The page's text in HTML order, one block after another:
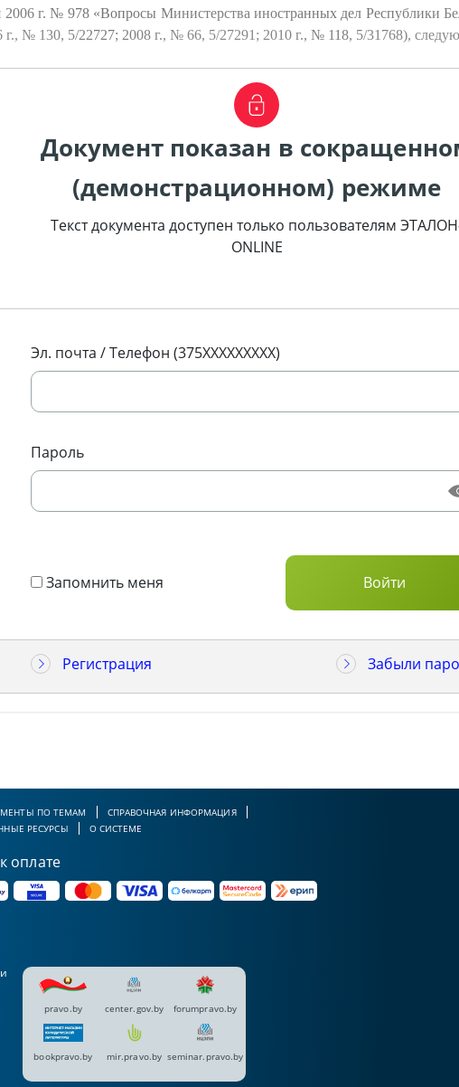
2006 г. № 978 «Вопросы Министерства иностранных дел Республики
г., № 130, 5/22727; 2008 г., № 66, 5/27291; 2010 г., № 118, 5/31768),
Документ показан в
(демонстрационном) режиме
Текст документа доступен только пользователям
ONLINE
Эл. почта / Телефон (375XXXXXXXXX)
Пароль
Запомнить меня
Регистрация Забыли
ПО ТЕМАМ
СПРАВОЧНАЯ ИНФОРМАЦИЯ
РЕСУРСЫ
О СИСТЕМЕ
оплате
pravo.by center.gov.by forumpravo.by
bookpravo.by mir.pravo.by seminar.pravo.by